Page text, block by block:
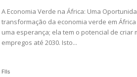
A Economia Verde na África: Uma
transformação da economia verde em
uma esperança; ela tem o potencial de criar
empregos até 2030. Isto...
FIIs